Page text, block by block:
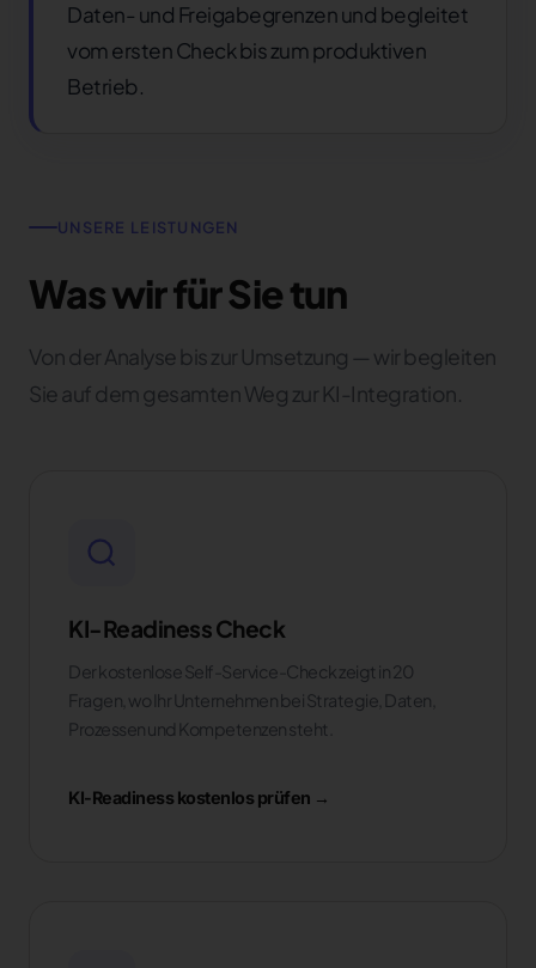
Daten- und Freigabegrenzen und begleitet
vom ersten Check bis zum produktiven
Betrieb.
UNSERE LEISTUNGEN
Was wir für Sie tun
Von der Analyse bis zur Umsetzung — wir begleiten
Sie auf dem gesamten Weg zur KI-Integration.
KI-Readiness Check
Der kostenlose Self-Service-Check zeigt in 20
Fragen, wo Ihr Unternehmen bei Strategie, Daten,
Prozessen und Kompetenzen steht.
KI-Readiness kostenlos prüfen →